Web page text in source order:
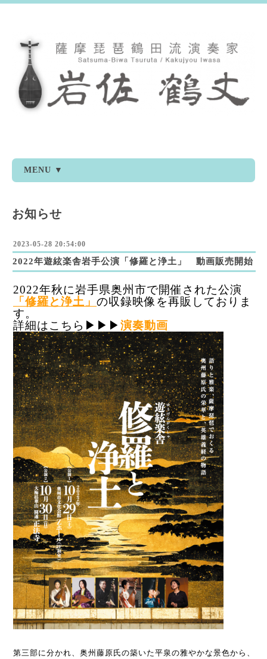
MENU ▼
お知らせ
2023-05-28 20:54:00
2022年遊絃楽舎岩手公演「修羅と浄土」 動画販売開始
2022年秋に岩手県奥州市で開催された公演
「修羅と浄土」 の収録映像を再販しておりま
す。
詳細はこちら▶︎▶︎▶︎ 演奏動画
第三部に分かれ、奥州藤原氏の築いた平泉の雅やかな景色から、